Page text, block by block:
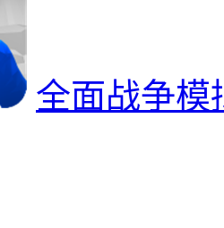
全面战争模